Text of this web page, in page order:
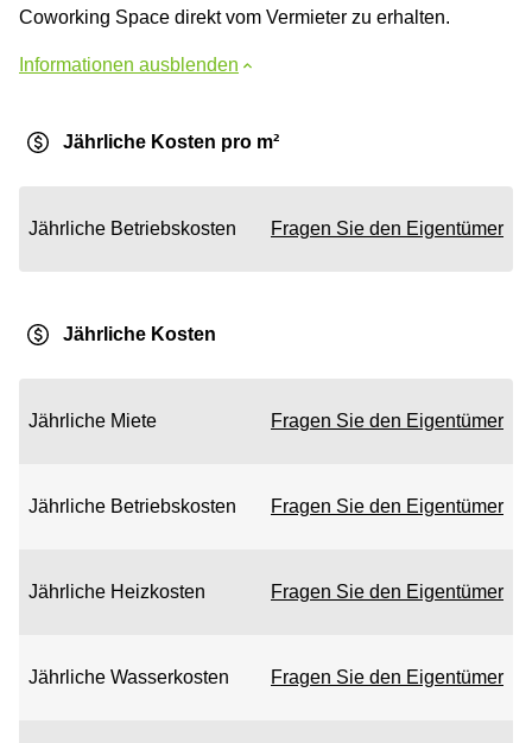
Coworking Space direkt vom Vermieter zu erhalten.
Informationen ausblenden
Jährliche Kosten pro m²
Jährliche Betriebskosten Fragen Sie den Eigentümer
Jährliche Kosten
Jährliche Miete Fragen Sie den Eigentümer
Jährliche Betriebskosten Fragen Sie den Eigentümer
Jährliche Heizkosten Fragen Sie den Eigentümer
Jährliche Wasserkosten Fragen Sie den Eigentümer